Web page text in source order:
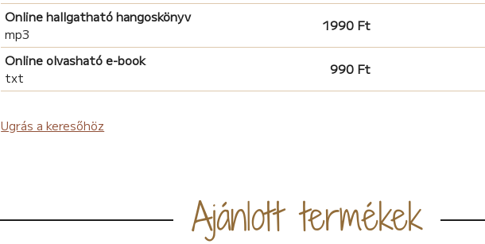
Online hallgatható hangoskönyv
mp3
1990 Ft
Online olvasható e-book
txt
990 Ft
Ugrás a keresőhöz
Ajánlott termékek